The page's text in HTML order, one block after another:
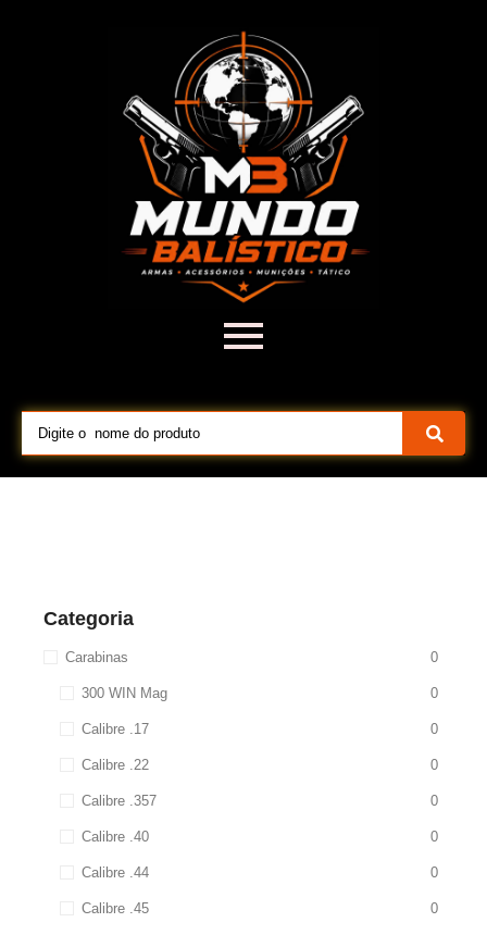
Categoria
Carabinas 0
300 WIN Mag 0
Calibre .17 0
Calibre .22 0
Calibre .357 0
Calibre .40 0
Calibre .44 0
Calibre .45 0